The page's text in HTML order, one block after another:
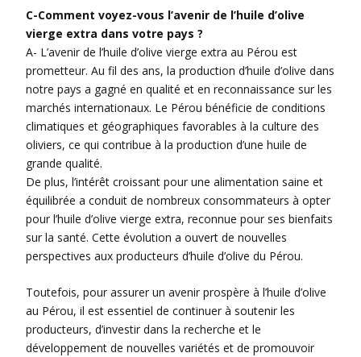
C-Comment voyez-vous l’avenir de l’huile d’olive
vierge extra dans votre pays ?
A- L’avenir de l’huile d’olive vierge extra au Pérou est
prometteur. Au fil des ans, la production d’huile d’olive dans
notre pays a gagné en qualité et en reconnaissance sur les
marchés internationaux. Le Pérou bénéficie de conditions
climatiques et géographiques favorables à la culture des
oliviers, ce qui contribue à la production d’une huile de
grande qualité.
De plus, l’intérêt croissant pour une alimentation saine et
équilibrée a conduit de nombreux consommateurs à opter
pour l’huile d’olive vierge extra, reconnue pour ses bienfaits
sur la santé. Cette évolution a ouvert de nouvelles
perspectives aux producteurs d’huile d’olive du Pérou.
Toutefois, pour assurer un avenir prospère à l’huile d’olive
au Pérou, il est essentiel de continuer à soutenir les
producteurs, d’investir dans la recherche et le
développement de nouvelles variétés et de promouvoir